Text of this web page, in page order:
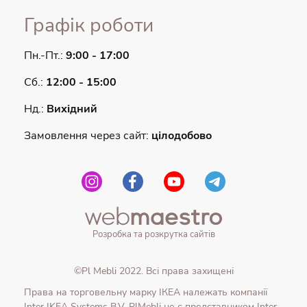
Графік роботи
Пн.-Пт.: 9:00 - 17:00
Сб.: 12:00 - 15:00
Нд.: Вихідний
Замовлення через сайт: цілодобово
Розробка та розкрутка сайтів
©Pl Mebli 2022. Всі права захищені
Права на торговельну марку IКЕА належать компанії